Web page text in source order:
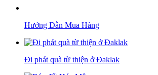
Hướng Dẫn Mua Hàng
Đi phát quà từ thiện ở Đaklak